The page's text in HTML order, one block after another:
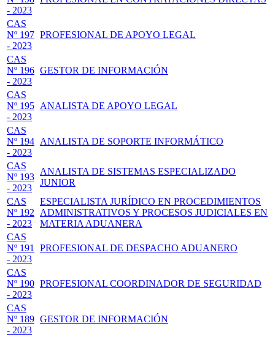
- 2023
CAS
Nº 197
- 2023
PROFESIONAL DE APOYO LEGAL
CAS
Nº 196
- 2023
GESTOR DE INFORMACIÓN
CAS
Nº 195
- 2023
ANALISTA DE APOYO LEGAL
CAS
Nº 194
- 2023
ANALISTA DE SOPORTE INFORMÁTICO
CAS
Nº 193
- 2023
ANALISTA DE SISTEMAS ESPECIALIZADO
JUNIOR
CAS
Nº 192
- 2023
ESPECIALISTA JURÍDICO EN PROCEDIMIENTOS
ADMINISTRATIVOS Y PROCESOS JUDICIALES EN
MATERIA ADUANERA
CAS
Nº 191
- 2023
PROFESIONAL DE DESPACHO ADUANERO
CAS
Nº 190
- 2023
PROFESIONAL COORDINADOR DE SEGURIDAD
CAS
Nº 189
- 2023
GESTOR DE INFORMACIÓN